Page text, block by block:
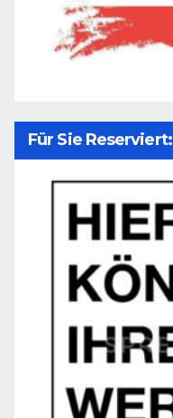
Für Sie Reserviert: